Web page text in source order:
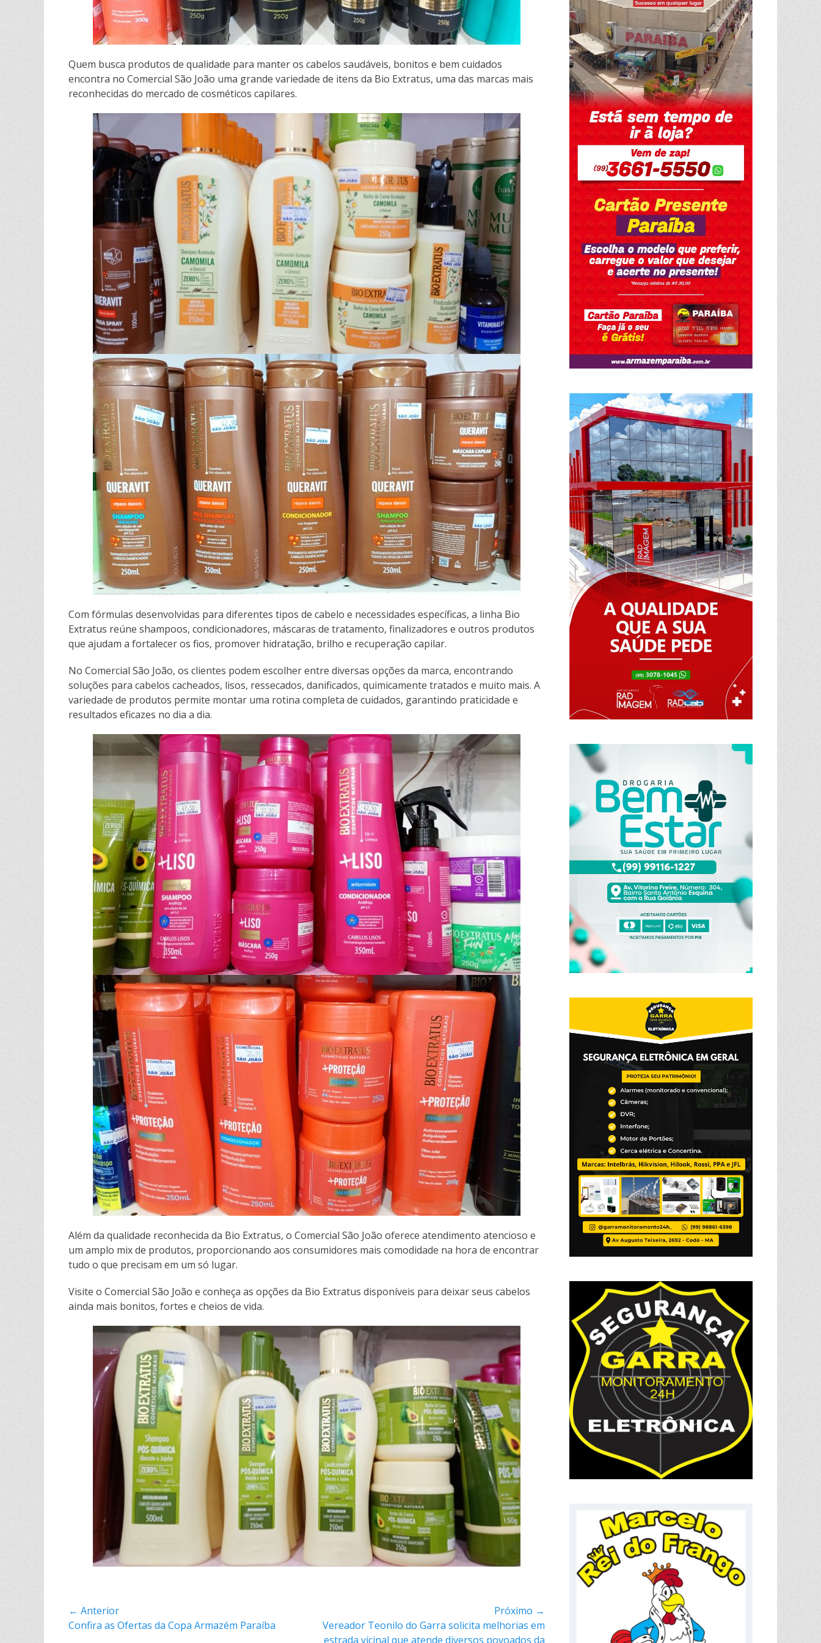
h
a
r
Quem busca produtos de qualidade para manter os cabelos saudáveis, bonitos e bem cuidados
encontra no Comercial São João uma grande variedade de itens da Bio Extratus, uma das marcas mais
reconhecidas do mercado de cosméticos capilares.
Com fórmulas desenvolvidas para diferentes tipos de cabelo e necessidades específicas, a linha Bio
Extratus reúne shampoos, condicionadores, máscaras de tratamento, finalizadores e outros produtos
que ajudam a fortalecer os fios, promover hidratação, brilho e recuperação capilar.
No Comercial São João, os clientes podem escolher entre diversas opções da marca, encontrando
soluções para cabelos cacheados, lisos, ressecados, danificados, quimicamente tratados e muito mais. A
variedade de produtos permite montar uma rotina completa de cuidados, garantindo praticidade e
resultados eficazes no dia a dia.
Além da qualidade reconhecida da Bio Extratus, o Comercial São João oferece atendimento atencioso e
um amplo mix de produtos, proporcionando aos consumidores mais comodidade na hora de encontrar
tudo o que precisam em um só lugar.
Visite o Comercial São João e conheça as opções da Bio Extratus disponíveis para deixar seus cabelos
ainda mais bonitos, fortes e cheios de vida.
Navegação
de
← Anterior
Postagem
Confira as Ofertas da Copa Armazém Paraíba
Próximo →
Próxima
postagem:
Vereador Teonilo do Garra solicita melhorias em
estrada vicinal que atende diversos povoados da